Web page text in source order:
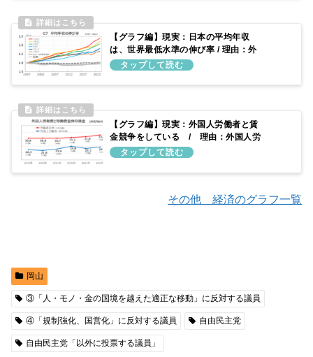
【グラフ編】現実：日本の平均年収
は、世界最低水準の伸び率 / 理由：外
国よりも伸びていないため
【グラフ編】現実：外国人労働者と賃
金競争をしている / 理由：外国人労
働者の賃金が低いため
その他 経済のグラフ一覧
岡山
③「人・モノ・金の国境を越えた適正な移動」に反対する議員
④「規制強化、国営化」に反対する議員 自由民主党
自由民主党「以外に投票する議員」